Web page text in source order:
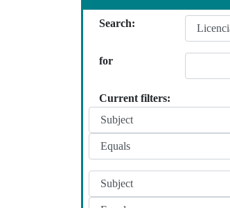
Search:
for
Current filters: